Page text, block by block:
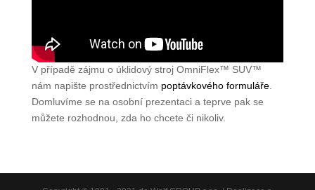
V případě zájmu o úklidový stroj OmniFlex™ SUV™
nám napište prostřednictvím poptávkového formuláře.
Domluvíme se na osobní prezentaci a teprve pak se
můžete rozhodnou, zda ho chcete či nikoliv.